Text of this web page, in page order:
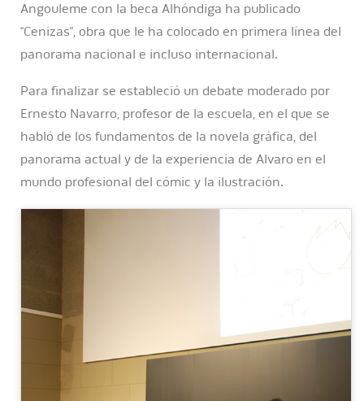
Angouleme con la beca Alhóndiga ha publicado
“Cenizas”, obra que le ha colocado en primera línea del
panorama nacional e incluso internacional.
Para finalizar se estableció un debate moderado por
Ernesto Navarro, profesor de la escuela, en el que se
habló de los fundamentos de la novela gráfica, del
panorama actual y de la experiencia de Alvaro en el
mundo profesional del cómic y la ilustración.